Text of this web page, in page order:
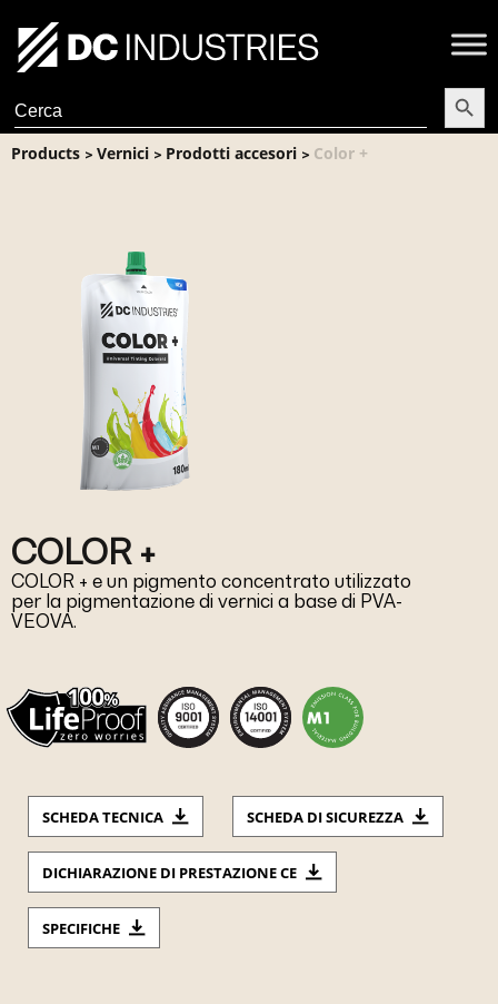
Search
for:
Search
Products > Vernici > Prodotti accesori > Color +
COLOR +
COLOR + e un pigmento concentrato utilizzato
per la pigmentazione di vernici a base di PVA-
VEOVA.
SCHEDA TECNICA SCHEDA DI SICUREZZA
DICHIARAZIONE DI PRESTAZIONE CE
SPECIFICHE